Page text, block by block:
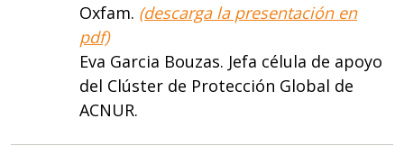
Oxfam. (descarga la presentación en
pdf)
Eva Garcia Bouzas. Jefa célula de apoyo
del Clúster de Protección Global de
ACNUR.